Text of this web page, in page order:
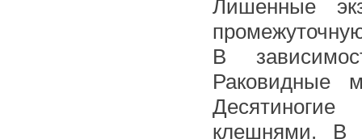
Лишенные
В
Раковидные
клешнями. В